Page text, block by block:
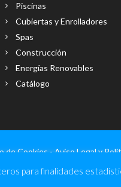
Piscinas
Cubiertas y Enrolladores
Spas
Construcción
Energías Renovables
Catálogo
de Cookies-Aviso Legal y
para finalidades